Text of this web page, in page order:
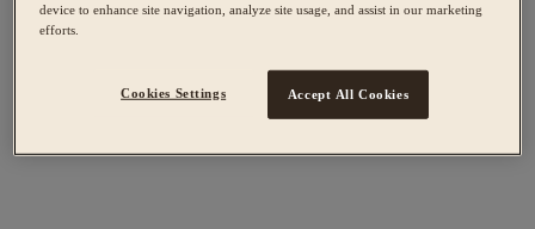
device to enhance site navigation, analyze site usage, and assist in our marketing
efforts.
Cookies Settings Accept All Cookies